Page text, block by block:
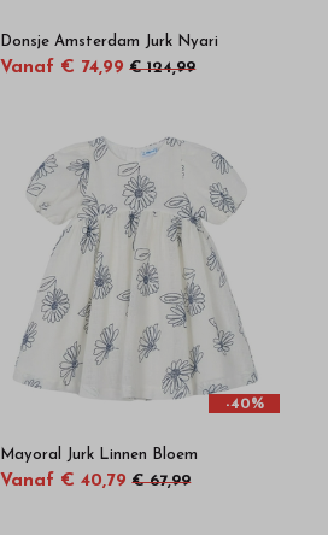
Donsje Amsterdam Jurk Nyari
Vanaf € 74,99 € 124,99
-40%
Mayoral Jurk Linnen Bloem
Vanaf € 40,79 € 67,99